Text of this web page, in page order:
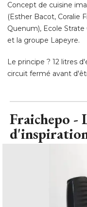
Concept de cuisine
(Esther Bacot, Coralie
Quenum), Ecole
et la groupe Lapeyre.
Le principe ? 12 litres
circuit fermé avant
Fraichepo -